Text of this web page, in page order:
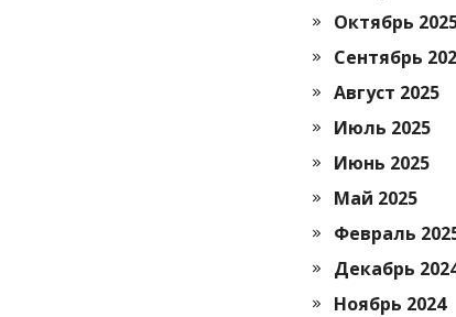
Октябрь
Сентябрь
Август 2025
Июль 2025
Июнь 2025
Май 2025
Февраль
Декабрь
Ноябрь 2024